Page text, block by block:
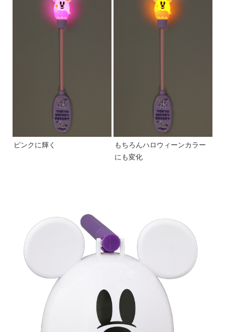
ピンクに輝く
もちろんハロウィーンカラー
にも変化